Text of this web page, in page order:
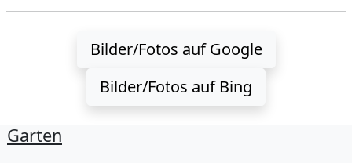
Bilder/Fotos auf Google
Bilder/Fotos auf Bing
Garten